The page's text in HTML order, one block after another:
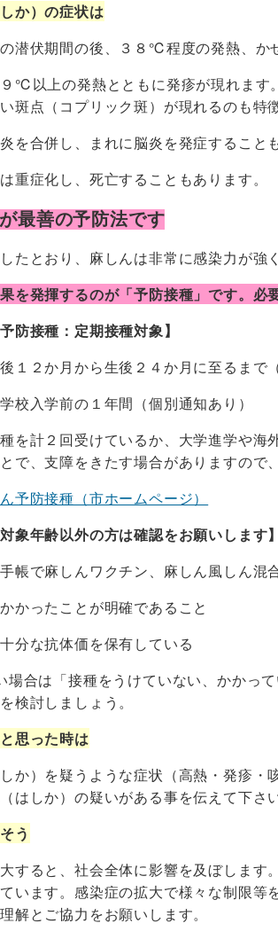
か）の症状は
潜伏期間の後、３８℃程度の発熱、か
℃以上の発熱とともに発疹が現れます
斑点（コプリック斑）が現れるのも特徴
を合併し、まれに脳炎を発症すること
重症化し、死亡することもあります。
最善の予防法です
たとおり、麻しんは非常に感染力が強
を発揮するのが「予防接種」です。必
防接種：定期接種対象】
１２か月から生後２４か月に至るまで
校入学前の１年間（個別通知あり）
を計２回受けているか、大学進学や
で、支障をきたす場合がありますので
予防接種（市ホームページ）
対象年齢以外の方は確認をお願いします】
帳で麻しんワクチン、麻しん風しん混
かったことが明確であること
分な抗体価を保有している
場合は「接種をうけていない、かかっ
検討しましょう。
思った時は
か）を疑うような症状（高熱・発疹・
はしか）の疑いがある事を伝えて下さ
う
すると、社会全体に影響を及ぼしま
います。感染症の拡大で様々な制限等
解とご協力をお願いします。